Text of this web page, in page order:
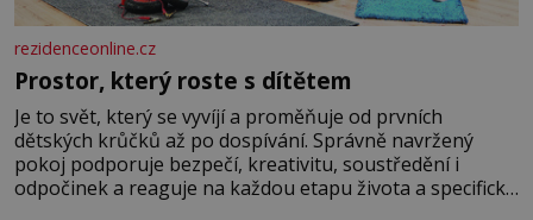
rezidenceonline.cz
Prostor, který roste s dítětem
Je to svět, který se vyvíjí a proměňuje od prvních
dětských krůčků až po dospívání. Správně navržený
pokoj podporuje bezpečí, kreativitu, soustředění i
odpočinek a reaguje na každou etapu života a specifické